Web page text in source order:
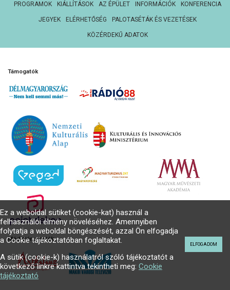
PROGRAMOK KIÁLLÍTÁSOK AZ ÉPÜLET INFORMÁCIÓK KONFERENCIA
JEGYEK ELÉRHETŐSÉG PALOTASÉTÁK ÉS VEZETÉSEK
KÖZÉRDEKŰ ADATOK
Támogatók
Médiatámogatók
Ez a weboldal sütiket (cookie-kat) használ a
felhasználói élmény növeléséhez. Amennyiben
folytatja a weboldal böngészését, azzal Ön elfogadja
a Cookie tájékoztatóban foglaltakat.
A sütik (cookie-k) használatról szóló tájékoztatót a
következő linkre kattintva tekintheti meg: Cookie
tájékoztató
ELFOGADOM